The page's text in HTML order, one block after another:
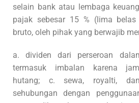
selain bank atau lembaga
pajak sebesar 15 % (lima
bruto, oleh pihak yang berwajib
a. dividen dari perseroan
termasuk imbalan karena
hutang; c. sewa, royalti,
sehubungan dengan